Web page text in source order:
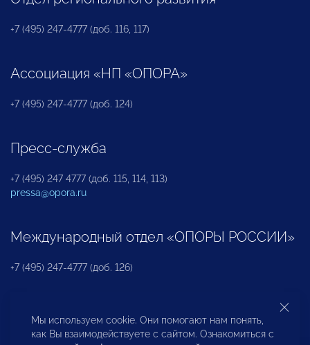
+7 (495) 247-4777 (доб. 116, 117)
Ассоциация «НП «ОПОРА»
+7 (495) 247-4777 (доб. 124)
Пресс-служба
+7 (495) 247 4777 (доб. 115, 114, 113)
pressa@opora.ru
Международный отдел «ОПОРЫ РОССИИ»
+7 (495) 247-4777 (доб. 126)
Бюро по защите прав предпринимателей и
инвесторов
Мы используем cookie. Они помогают нам понять,
как Вы взаимодействуете с сайтом. Ознакомиться с